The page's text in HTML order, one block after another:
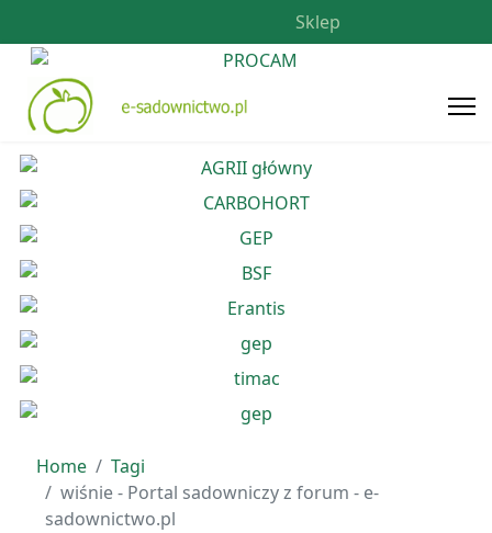
Sklep
Home
Tagi
wiśnie - Portal sadowniczy z forum - e-
sadownictwo.pl